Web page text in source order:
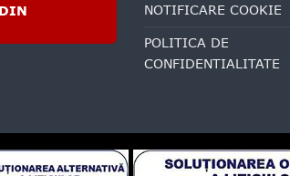
NOTIFICARE COOKIE
POLITICA DE
CONFIDENTIALITATE